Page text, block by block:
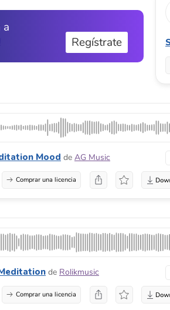
a
Regístrate
Mood de AG Music
Comprar una licencia
de Rolikmusic
Comprar una licencia